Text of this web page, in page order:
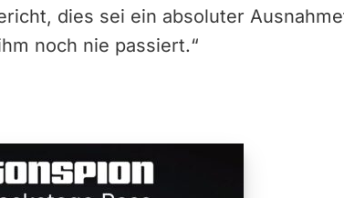
dies sei ein absoluter
noch nie passiert.“